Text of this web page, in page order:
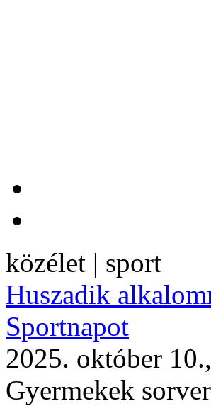
közélet | sport
Huszadik
Sportnapot
2025. október
Gyermekek